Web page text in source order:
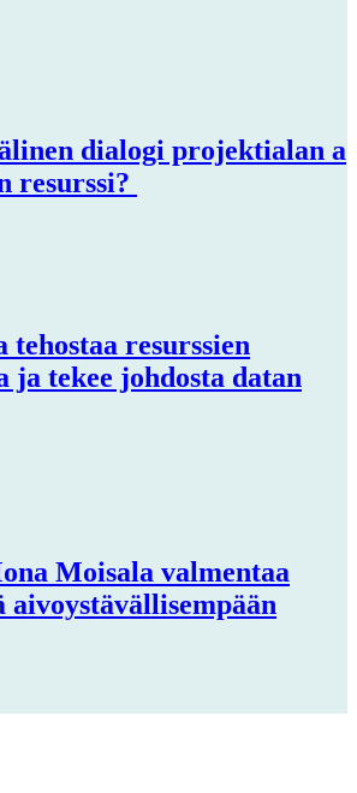
dialogi projektialan a
resurssi?
resurssien
ja tekee johdosta datan
Moisala valmentaa
aivoystävällisempään